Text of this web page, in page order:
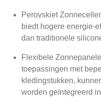
Perovskiet
biedt hogere energie-
dan traditionele
Flexibele
toepassingen met
kledingstukken,
worden geïntegreerd